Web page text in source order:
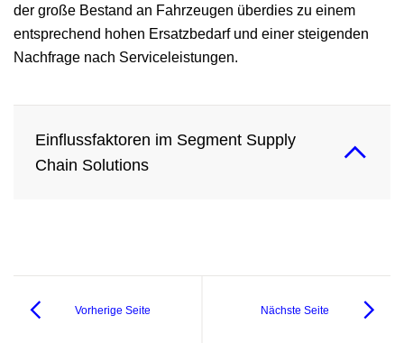
der große Bestand an Fahrzeugen überdies zu einem
entsprechend hohen Ersatzbedarf und einer steigenden
Nachfrage nach Serviceleistungen.
Einflussfaktoren im Segment Supply
Chain Solutions
Vorherige Seite Nächste Seite